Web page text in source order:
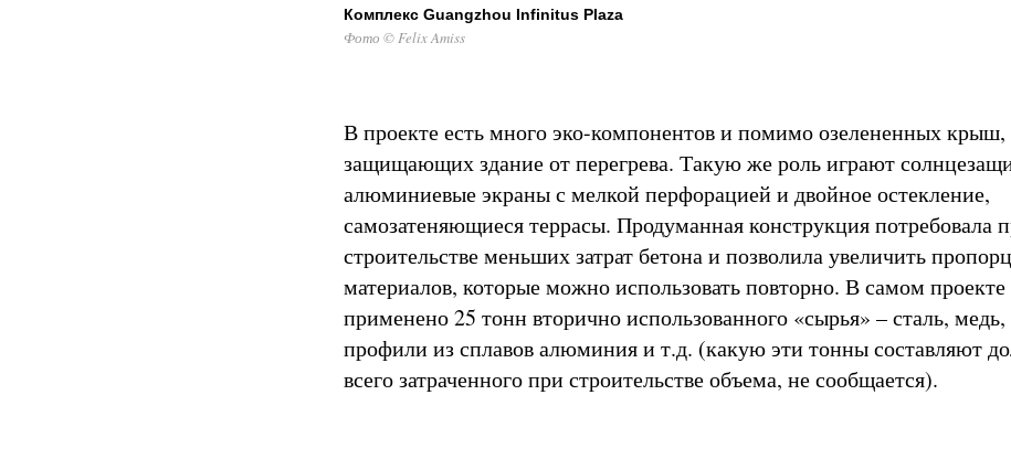
Комплекс Guangzhou Infinitus Plaza
Фото © Felix Amiss
В проекте есть много эко-компонентов и помимо озелененных крыш,
защищающих здание от перегрева. Такую же роль играют
алюминиевые экраны с мелкой перфорацией и двойное остекление,
самозатеняющиеся террасы. Продуманная конструкция потребовала
строительстве меньших затрат бетона и позволила увеличить
материалов, которые можно использовать повторно. В самом проекте
применено 25 тонн вторично использованного «сырья» – сталь, медь,
профили из сплавов алюминия и т.д. (какую эти тонны составляют
всего затраченного при строительстве объема, не сообщается).